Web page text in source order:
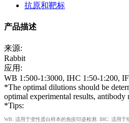
抗原和靶标
产品描述
来源:
Rabbit
应用:
WB 1:500-1:3000, IHC 1:50-1:200,
*The optimal dilutions should be
optimal experimental results, antibody
*Tips:
WB: 适用于变性蛋白样本的免疫印迹检测. IHC: 适用于